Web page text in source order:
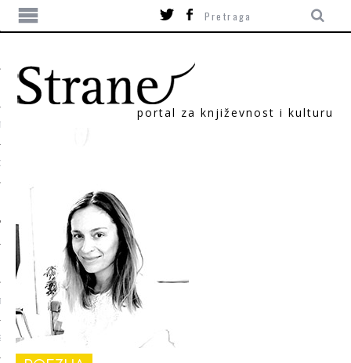
portal za književnost i kulturu